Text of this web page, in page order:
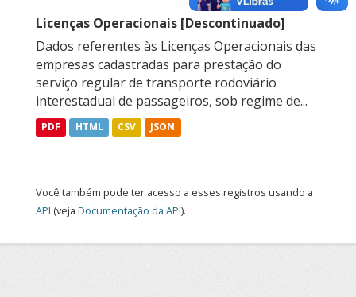
Licenças Operacionais [Descontinuado]
Dados referentes às Licenças Operacionais das
empresas cadastradas para prestação do
serviço regular de transporte rodoviário
interestadual de passageiros, sob regime de...
PDF HTML CSV JSON
Você também pode ter acesso a esses registros usando a
API (veja Documentação da API).